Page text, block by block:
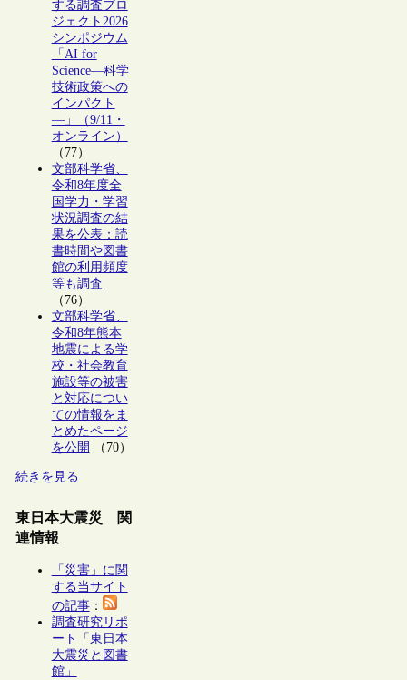
する調査プロ
ジェクト2026
シンポジウム
「AI for
Science―科学
技術政策への
インパクト
―」（9/11・
オンライン）
（77）
文部科学省、
令和8年度全
国学力・学習
状況調査の結
果を公表：読
書時間や図書
館の利用頻度
等も調査
（76）
文部科学省、
令和8年熊本
地震による学
校・社会教育
施設等の被害
と対応につい
ての情報をま
とめたページ
を公開
（70）
続きを見る
東日本大震災 関
連情報
「災害」に関
する当サイト
の記事：
調査研究リポ
ート「東日本
大震災と図書
館」